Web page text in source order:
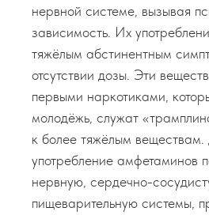
нервной системе, вызывая
зависимость. Их
тяжёлым абстинентным
отсутствии дозы. Эти
первыми наркотиками,
молодёжь, служат
к более тяжёлым веществам.
употребление амфетаминов
нервную, сердечно-
пищеварительную системы,